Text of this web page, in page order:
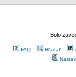
Bolo
FAQ Hľadať